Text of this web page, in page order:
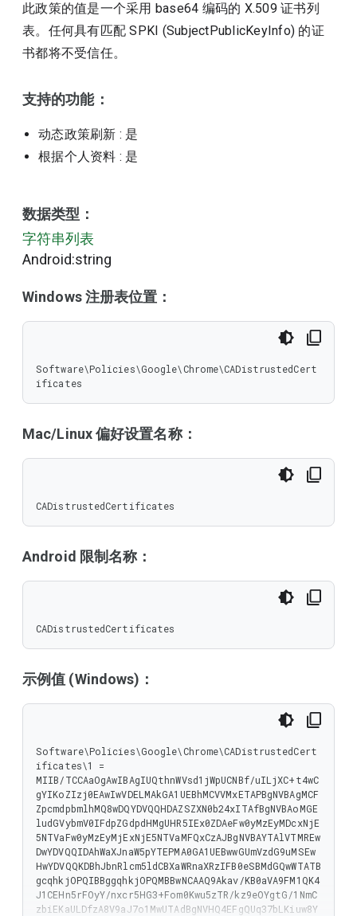
此政策的值是一个采用 base64 编码的 X.509 证书列
表。任何具有匹配 SPKI (SubjectPublicKeyInfo) 的证
书都将不受信任。
支持的功能：
动态政策刷新 : 是
根据个人资料 : 是
数据类型：
字符串列表
Android:string
Windows 注册表位置：
Software\Policies\Google\Chrome\CADistrustedCert
ificates
Mac/Linux 偏好设置名称：
CADistrustedCertificates
Android 限制名称：
CADistrustedCertificates
示例值 (Windows)：
Software\Policies\Google\Chrome\CADistrustedCert
ificates\1 =
MIIB/TCCAaOgAwIBAgIUQthnWVsd1jWpUCNBf/uILjXC+t4wC
gYIKoZIzj0EAwIwVDELMAkGA1UEBhMCVVMxETAPBgNVBAgMCF
ZpcmdpbmlhMQ8wDQYDVQQHDAZSZXN0b24xITAfBgNVBAoMGE
ludGVybmV0IFdpZGdpdHMgUHR5IEx0ZDAeFw0yMzEyMDcxNjE
5NTVaFw0yMzEyMjExNjE5NTVaMFQxCzAJBgNVBAYTAlVTMREw
DwYDVQQIDAhWaXJnaW5pYTEPMA0GA1UEBwwGUmVzdG9uMSEw
HwYDVQQKDBhJbnRlcm5ldCBXaWRnaXRzIFB0eSBMdGQwWTATB
gcqhkjOPQIBBggqhkjOPQMBBwNCAAQ9Akav/KB0aVA9FM1QK4
J1CEHn5rFOyY/nxcr5HG3+Fom0Kwu5zTR/kz9eOYgtG/1NmC
zbiEKaULDfzA8V9aJ7o1MwUTAdBgNVHQ4EFgQUq37bLKiuw8Y